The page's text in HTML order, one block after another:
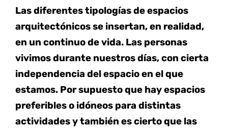
Las diferentes tipologías de espacios
arquitectónicos se insertan, en realidad,
en un continuo de vida. Las personas
vivimos durante nuestros días, con cierta
independencia del espacio en el que
estamos. Por supuesto que hay espacios
preferibles o idóneos para distintas
actividades y también es cierto que las